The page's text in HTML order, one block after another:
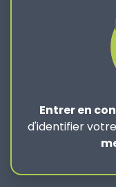
Entrer en
d'identifier